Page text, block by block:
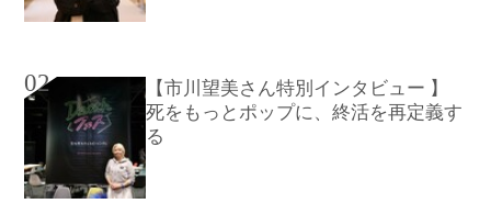
02
【市川望美さん特別インタビュー 】
死をもっとポップに、終活を再定義す
る